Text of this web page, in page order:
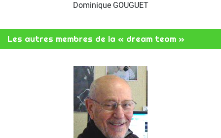
Dominique GOUGUET
Les autres membres de la « dream team »